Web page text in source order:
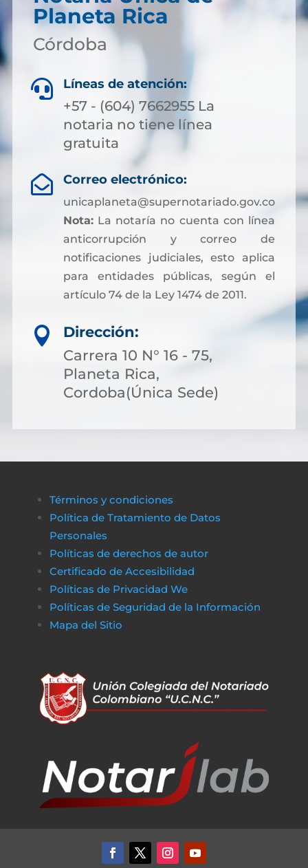
Planeta Rica
Córdoba
 Líneas de atención:
+57 - (604) 7662955 La
notaria no tiene línea
gratuita
 Correo electrónico:
unicaplaneta@supernotariado.gov.co
Nota:La notaría no cuenta con línea
anticorrupción y correo de
notificaciones judiciales, esto aplica
para entidades públicas, según el
artículo 74 de la Ley 1474 de 2011.

Dirección:
Carrera 10 N° 16 - 75,
Planeta Rica,
Cordoba(Única Sede)
Términos y condiciones
Política de Tratamiento de Datos
Personales
Políticas de derechos de autor
Certificado de Accesibilidad
Políticas de Privacidad We
Políticas de Seguridad de la Información
Mapa del Sitio